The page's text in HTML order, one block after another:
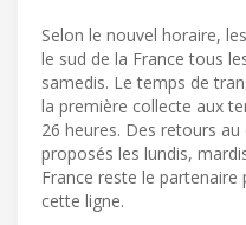
Selon le nouvel horaire,
le sud de la France tous
samedis. Le temps de
la première collecte aux
26 heures. Des retours
proposés les lundis,
France reste le
cette ligne.